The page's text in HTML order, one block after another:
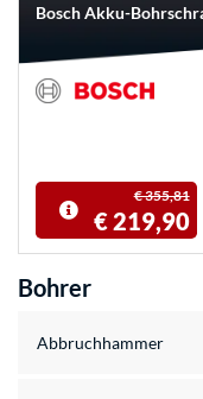
€ 355,81
€ 219,90
Bohrer
Abbruchhammer